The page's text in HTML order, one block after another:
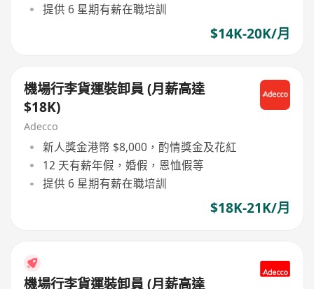
提供 6 星期有薪在職培訓
$14K-20K/月
機場行李貨運裝卸員 (月薪高達
$18K)
Adecco
新人獎金港幣 $8,000，酌情獎金及花紅
12 天有薪年假，婚假，恩恤假等
提供 6 星期有薪在職培訓
$18K-21K/月
機場行李貨運裝卸員 (月薪高達